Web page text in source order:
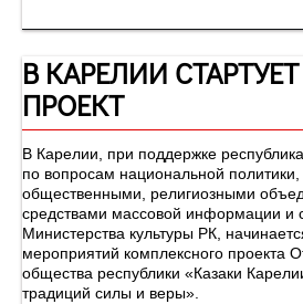
В КАРЕЛИИ
ПРОЕКТ
В Карелии, при поддержке республиканского Министерства
по вопросам национальной политики,
общественными, религиозными
средствами массовой информации и
Министерства культуры РК,
мероприятий комплексного проекта
общества республики «Казаки
традиций силы и веры».